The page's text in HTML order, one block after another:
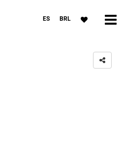
ES BRL